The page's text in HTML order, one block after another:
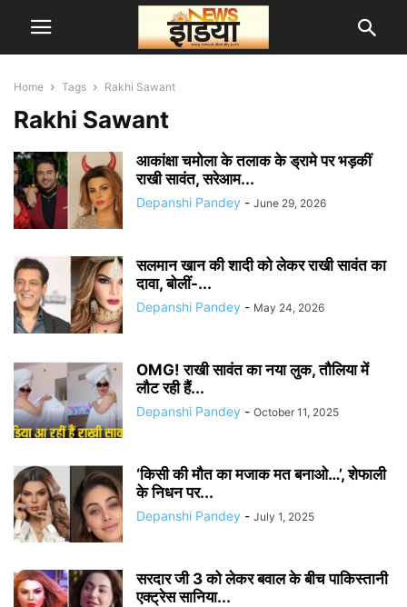
Home Tags Rakhi Sawant
Rakhi Sawant
आकांक्षा चमोला के तलाक के ड्रामे पर भड़कीं
राखी सावंत, सरेआम...
Depanshi Pandey - June 29, 2026
सलमान खान की शादी को लेकर राखी सावंत का
दावा, बोलीं-...
Depanshi Pandey - May 24, 2026
OMG! राखी सावंत का नया लुक, तौलिया में
लौट रही हैं...
Depanshi Pandey - October 11, 2025
‘किसी की मौत का मजाक मत बनाओ…’, शेफाली
के निधन पर...
Depanshi Pandey - July 1, 2025
सरदार जी 3 को लेकर बवाल के बीच पाकिस्तानी
एक्ट्रेस सानिया...